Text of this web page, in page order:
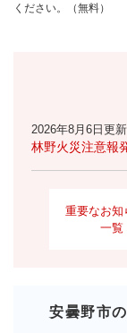
ください。（無料）
2026年8月6日更新
林野火災注意報
重要なお知
一覧
安曇野市